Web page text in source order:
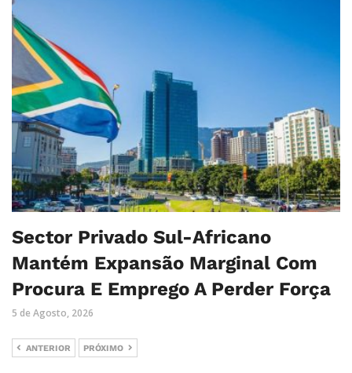
Sector Privado Sul-Africano
Mantém Expansão Marginal Com
Procura E Emprego A Perder Força
5 de Agosto, 2026
ANTERIOR PRÓXIMO